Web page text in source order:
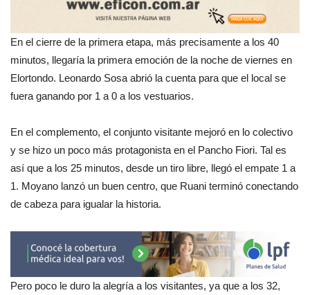
En el cierre de la primera etapa, más precisamente a los 40
minutos, llegaría la primera emoción de la noche de viernes en
Elortondo. Leonardo Sosa abrió la cuenta para que el local se
fuera ganando por 1 a 0 a los vestuarios.
En el complemento, el conjunto visitante mejoró en lo colectivo
y se hizo un poco más protagonista en el Pancho Fiori. Tal es
así que a los 25 minutos, desde un tiro libre, llegó el empate 1 a
1. Moyano lanzó un buen centro, que Ruani terminó conectando
de cabeza para igualar la historia.
Pero poco le duro la alegría a los visitantes, ya que a los 32,